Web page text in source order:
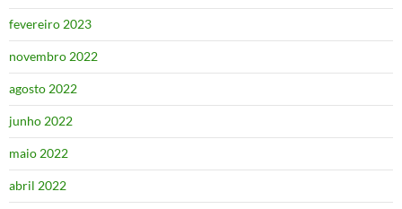
fevereiro 2023
novembro 2022
agosto 2022
junho 2022
maio 2022
abril 2022